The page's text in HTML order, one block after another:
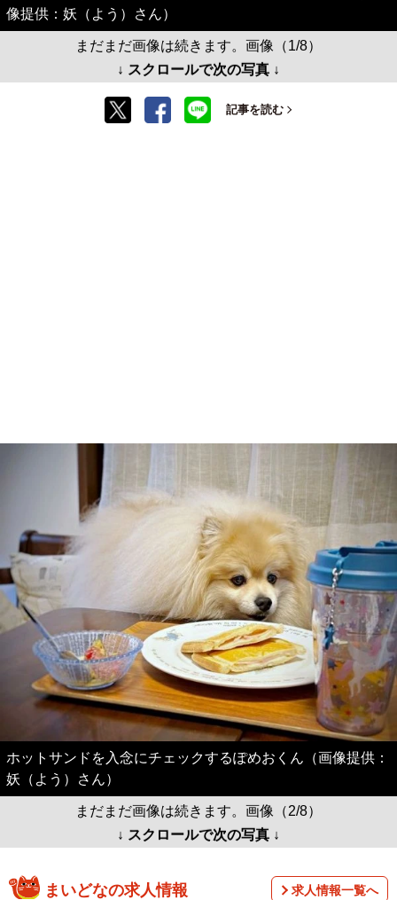
像提供：妖（よう）さん）
まだまだ画像は続きます。画像（1/8）
↓ スクロールで次の写真 ↓
記事を読む
ホットサンドを入念にチェックするぽめおくん（画像提供：
妖（よう）さん）
まだまだ画像は続きます。画像（2/8）
↓ スクロールで次の写真 ↓
まいどなの求人情報 求人情報一覧へ